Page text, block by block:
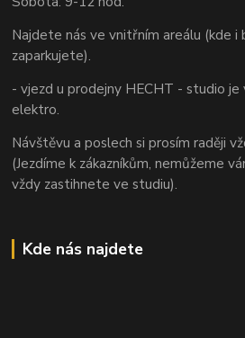
Najdete nás ve vnitřním areálu (kde i
zaparkujete).
- vjezd u prodejny HECHT - studio
elektro.
Návštěvu a poslech si prosím raději
(Jezdíme k zákazníkům, nemůžeme
vždy zastihnete ve studiu).
Kde nás najdete